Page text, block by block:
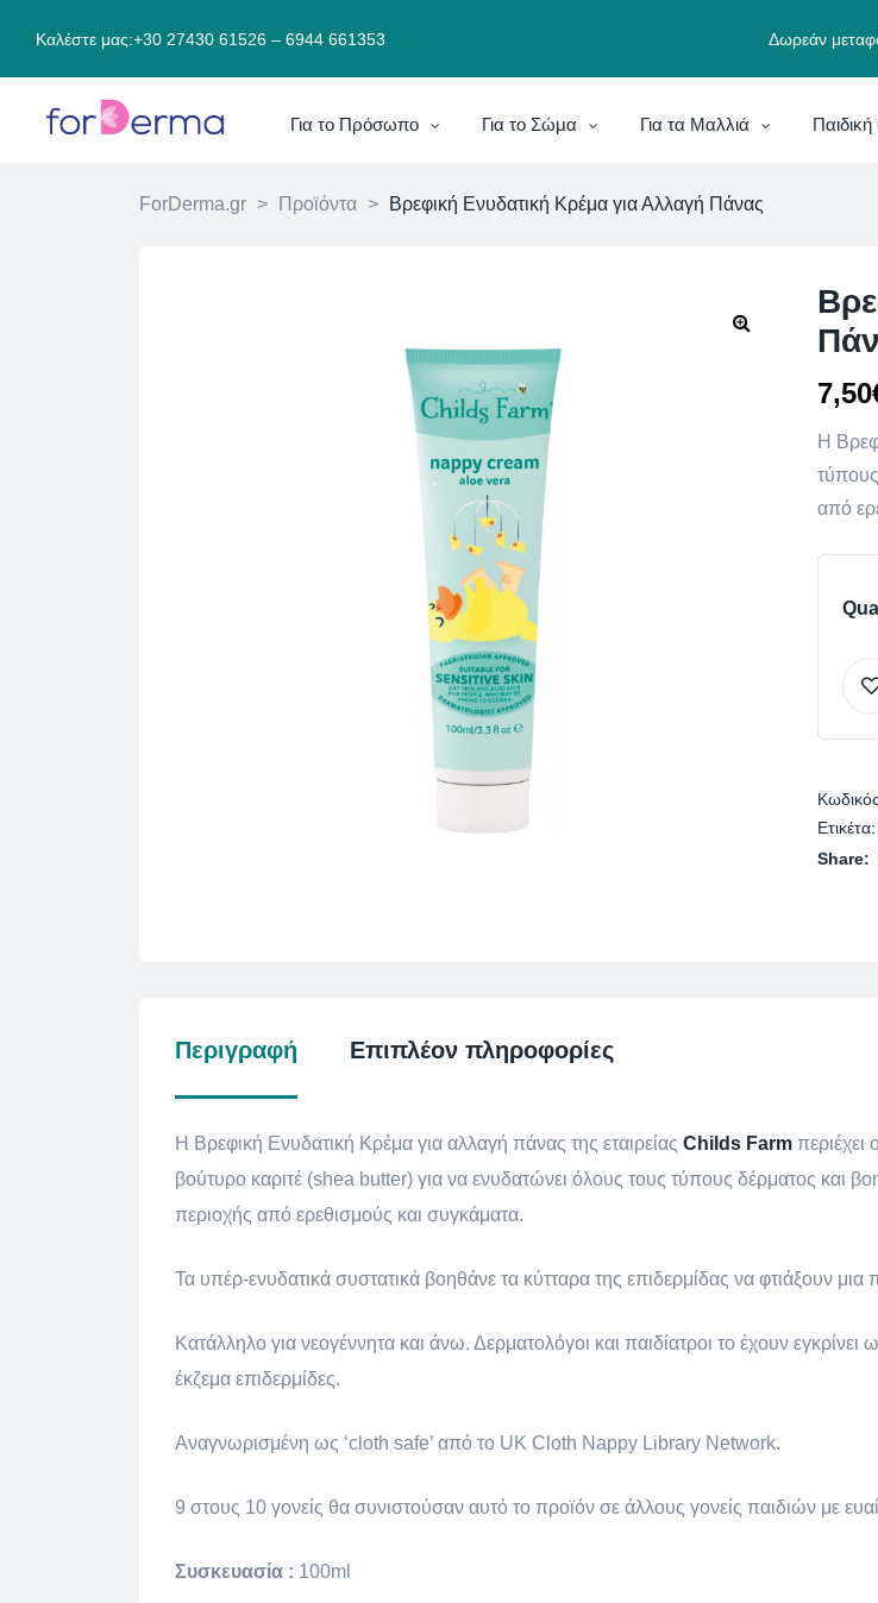
Καλέστε μας:+30 27430 61526 – 6944 661353 Δωρεάν
Για το Πρόσωπο Για το Σώμα Για τα Μαλλιά
ForDerma.gr > Προϊόντα > Βρεφική Ενυδατική Κρέμα για Αλλαγή Πάνας
7,50
H
από
Ετικέτα:
Share:
Περιγραφή Επιπλέον πληροφορίες
H Βρεφική Ενυδατική Κρέμα για αλλαγή πάνας της εταιρείας Childs Farm
βούτυρο καριτέ (shea butter) για να ενυδατώνει όλους τους τύπους δέρματος και
περιοχής από ερεθισμούς και συγκάματα.
Τα υπέρ-ενυδατικά συστατικά βοηθάνε τα κύτταρα της επιδερμίδας να φτιάξουν μια
Κατάλληλο για νεογέννητα και άνω. Δερματολόγοι και παιδίατροι το έχουν
έκζεμα επιδερμίδες.
Αναγνωρισμένη ως ‘cloth safe’ από το UK Cloth Nappy Library Network.
9 στους 10 γονείς θα συνιστούσαν αυτό το προϊόν σε άλλους γονείς παιδιών με
Συσκευασία : 100ml